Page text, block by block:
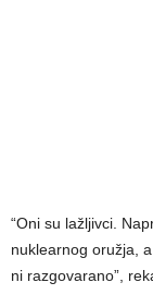
“Oni su lažljivci.
nuklearnog oružja,
ni razgovarano”,